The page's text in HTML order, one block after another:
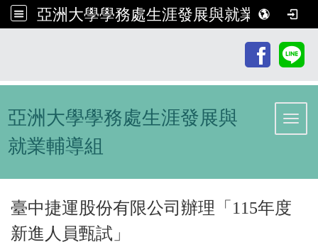
亞洲大學學務處生涯發展與就業輔導組
亞洲大學學務處生涯發展與
就業輔導組
臺中捷運股份有限公司辦理「115年度
新進人員甄試」